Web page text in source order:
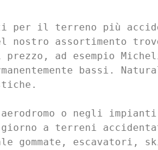
per il terreno più
nostro assortimento
ad esempio
bassi.
o negli impianti
a terreni
gommate, escavatori,